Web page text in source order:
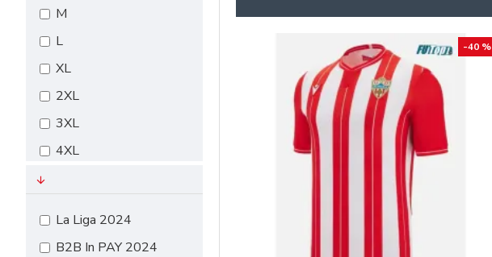
M
L
XL
2XL
3XL
4XL
La Liga 2024
B2B In PAY 2024
-40 %